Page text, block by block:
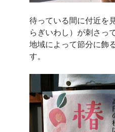
待っている間に付近を
らぎいわし）が刺さっ
地域によって節分に飾
す。